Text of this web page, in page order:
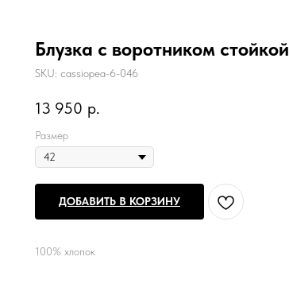
Блузка с воротником стойкой
SKU: cassiopea-6-046
13 950 р.
Размер
ДОБАВИТЬ В КОРЗИНУ
100% хлопок